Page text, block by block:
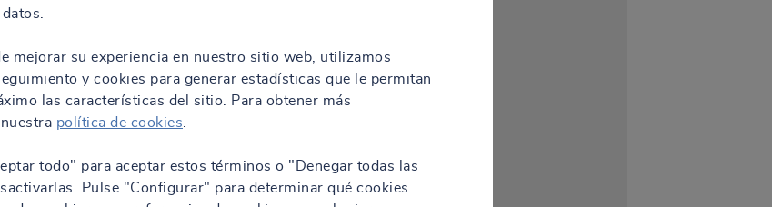
mejorar su experiencia en nuestro sitio web, utilizamos
y cookies para generar estadísticas que le permitan
las características del sitio. Para obtener más
política de cookies
todo" para aceptar estos términos o "Denegar todas las
Pulse "Configurar" para determinar qué cookies